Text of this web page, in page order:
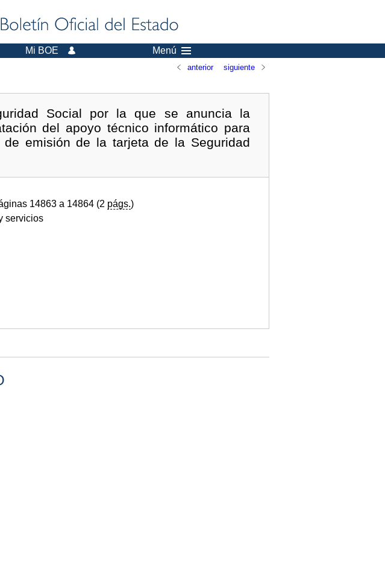
Mi BOE Menú
anterior siguiente
Social por la que se anuncia la
del apoyo técnico informático para
emisión de la tarjeta de la Seguridad
14863 a 14864 (2 págs.)
servicios